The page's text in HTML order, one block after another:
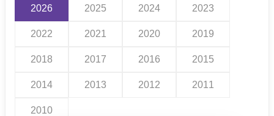
2026 2025 2024 2023
2022 2021 2020 2019
2018 2017 2016 2015
2014 2013 2012 2011
2010